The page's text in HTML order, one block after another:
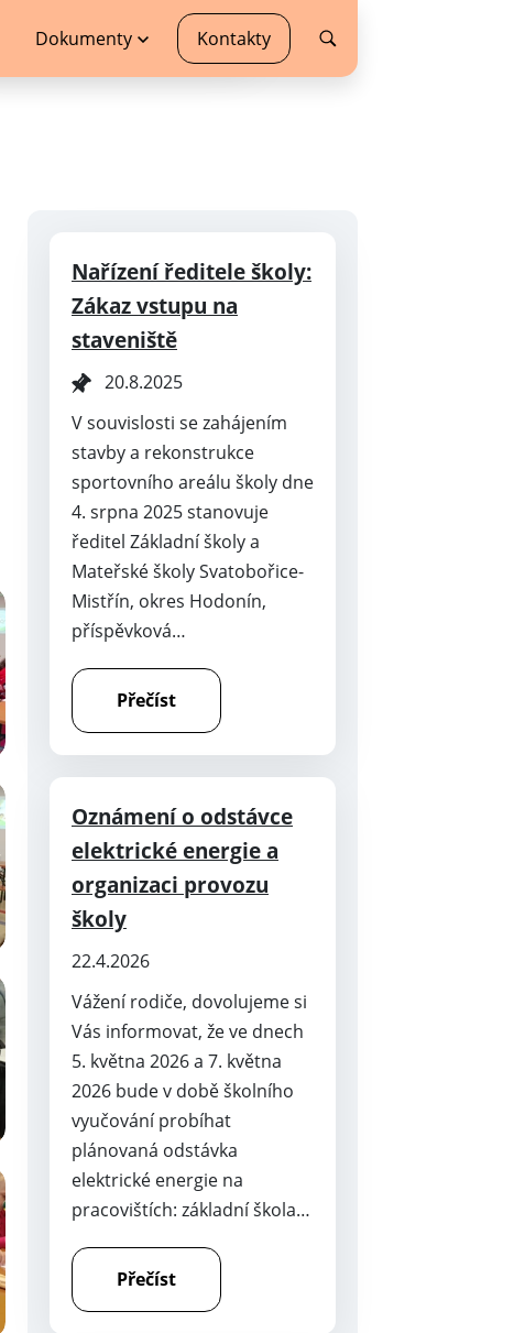
Dokumenty Kontakty
Nařízení ředitele školy:
Zákaz vstupu na
staveniště
20.8.2025
V souvislosti se zahájením
stavby a rekonstrukce
sportovního areálu školy dne
4. srpna 2025 stanovuje
ředitel Základní školy a
Mateřské školy Svatobořice-
Mistřín, okres Hodonín,
příspěvková…
Přečíst
Oznámení o odstávce
elektrické energie a
organizaci provozu
školy
22.4.2026
Vážení rodiče, dovolujeme si
Vás informovat, že ve dnech
5. května 2026 a 7. května
2026 bude v době školního
vyučování probíhat
plánovaná odstávka
elektrické energie na
pracovištích: základní škola…
Přečíst